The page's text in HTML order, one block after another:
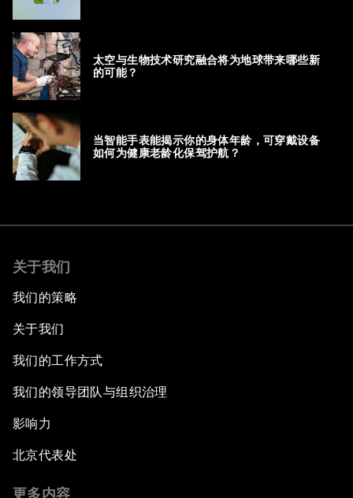
太空与生物技术研究融合将为地球带来哪些新
的可能？
当智能手表能揭示你的身体年龄，可穿戴设备
如何为健康老龄化保驾护航？
关于我们
我们的策略
关于我们
我们的工作方式
我们的领导团队与组织治理
影响力
北京代表处
更多内容